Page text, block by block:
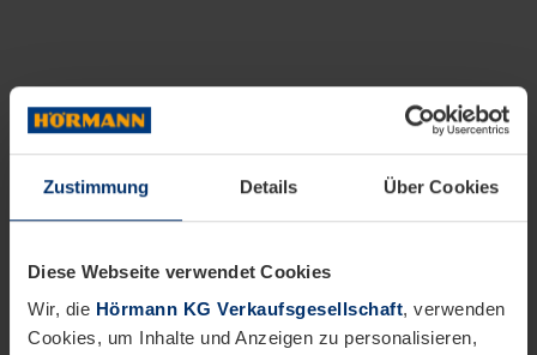
Zustimmung Details Über Cookies
Diese Webseite verwendet Cookies
Wir, die Hörmann KG Verkaufsgesellschaft, verwenden
Cookies, um Inhalte und Anzeigen zu personalisieren,